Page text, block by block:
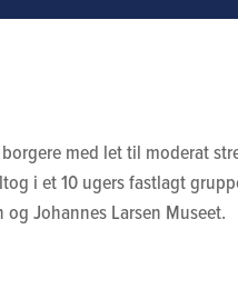
med let til moderat
i et 10 ugers fastlagt
Johannes Larsen Museet.